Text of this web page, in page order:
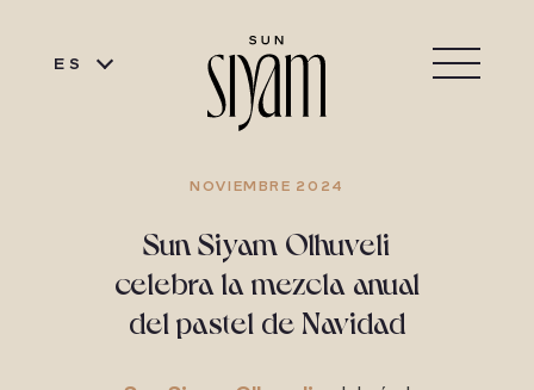
ES
NOVIEMBRE 2024
Sun Siyam Olhuveli
celebra la mezcla anual
del pastel de Navidad